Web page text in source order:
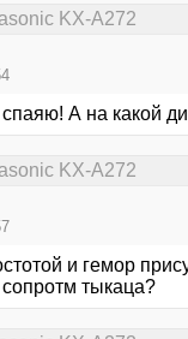
KX-A272
спаяю! А на какой
KX-A272
и гемор
тыкаца?